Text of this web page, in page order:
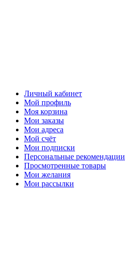
Личный кабинет
Мой профиль
Моя корзина
Мои заказы
Мои адреса
Мой счёт
Мои подписки
Персональные рекомендации
Просмотренные товары
Мои желания
Мои рассылки